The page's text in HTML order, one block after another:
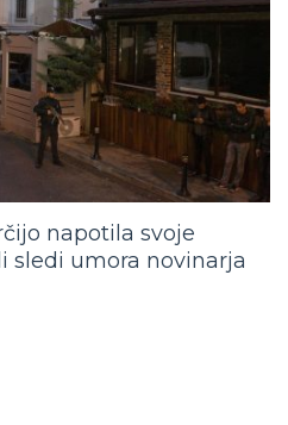
napotila svoje
sledi umora novinarja